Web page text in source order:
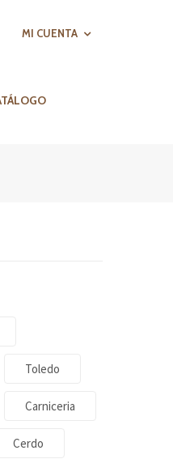
MI CUENTA
Toledo
Carniceria
Cerdo